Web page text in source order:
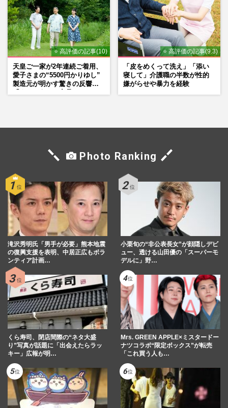
⭐ 高評価の記事(10)
天皇ご一家が2年連続ご着用、
愛子さまの“5500円かりゆし”
製造元が明かす驚きの反響
⭐ 高評価の記事(9.3)
「皮をめくって洗え」「添い
寝して」介護職の半数が性的
嫌がらせや暴力を経験
Photo Ranking
滝沢秀明氏「男手が必要」熊本地震
の復興支援を表明、中居正広もボラ
ンティア計画…
小栗旬の“非公表長女”が顔隠しデビ
ュー、透ける山田優の「スーパーモ
デルに」野…
くら寿司、閉店間際の“ネタ大盛
り”写真が話題に「出会えたらラッ
キー」広報が明…
Mrs. GREEN APPLE×ミスタードー
ナツコラボ“限定ボックス”が転売
「これ買う人も…